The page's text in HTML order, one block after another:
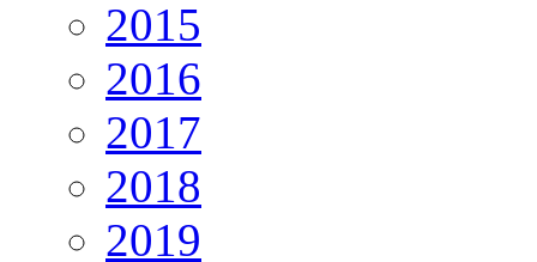
2015
2016
2017
2018
2019